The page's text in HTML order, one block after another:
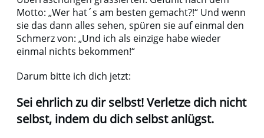
Motto: „Wer hat´s am besten gemacht?!“ Und wenn
sie das dann alles sehen, spüren sie auf einmal den
Schmerz von: „Und ich als einzige habe wieder
einmal nichts bekommen!“
Darum bitte ich dich jetzt:
Sei ehrlich zu dir selbst! Verletze dich nicht
selbst, indem du dich selbst anlügst.